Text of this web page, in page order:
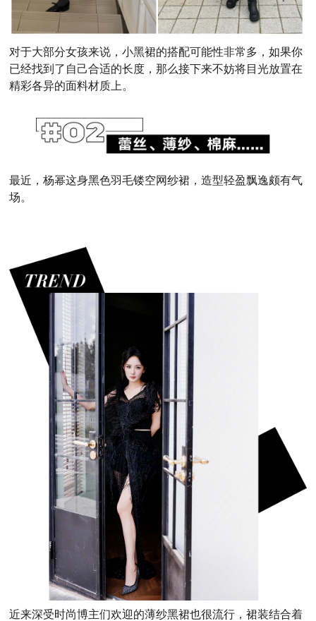
对于大部分女孩来说，小黑裙的搭配可能性非常多，如果你
已经找到了自己合适的长度，那么接下来不妨将目光放置在
精彩各异的面料材质上。
最近，杨幂这身黑色羽毛镂空网纱裙，造型轻盈飘逸颇有气
场。
近来深受时尚博主们欢迎的薄纱黑裙也很流行，裙装结合着